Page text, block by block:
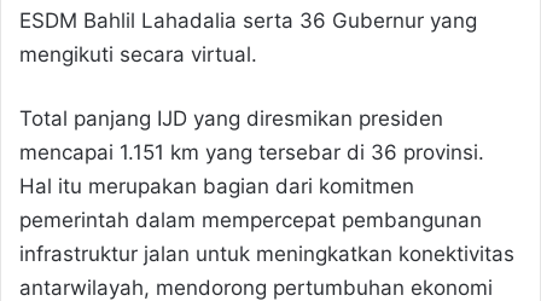
ESDM Bahlil Lahadalia serta 36 Gubernur yang
mengikuti secara virtual.
Total panjang IJD yang diresmikan presiden
mencapai 1.151 km yang tersebar di 36 provinsi.
Hal itu merupakan bagian dari komitmen
pemerintah dalam mempercepat pembangunan
infrastruktur jalan untuk meningkatkan konektivitas
antarwilayah, mendorong pertumbuhan ekonomi